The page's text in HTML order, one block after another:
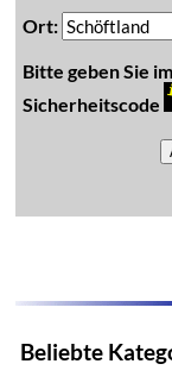
Ort:
Bitte geben Sie
Sicherheitscode
Beliebte